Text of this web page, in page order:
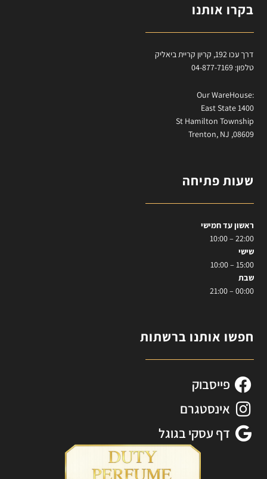
בקרו אותנו
דרך עכו 192, קריון קריית ביאליק
טלפון: 04-877-7169
:Our WareHouse
East State 1400
St Hamilton Township
Trenton, NJ ,08609
שעות פתיחה
ראשון עד חמישי
22:00 – 10:00
שישי
15:00 – 10:00
שבת
00:00 – 21:00
חפשו אותנו ברשתות
פייסבוק
אינסטגרם
דף עסקי בגוגל